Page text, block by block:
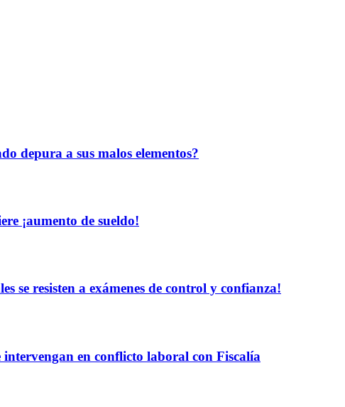
depura a sus malos elementos?
¡aumento de sueldo!
se resisten a exámenes de control y confianza!
en conflicto laboral con Fiscalía